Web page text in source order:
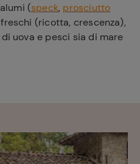
(speck, prosciutto
(ricotta, crescenza),
uova e pesci sia di mare